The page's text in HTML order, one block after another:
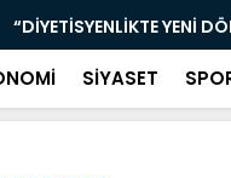
“DİYETİSYENLİKTE YENİ
SİYASET